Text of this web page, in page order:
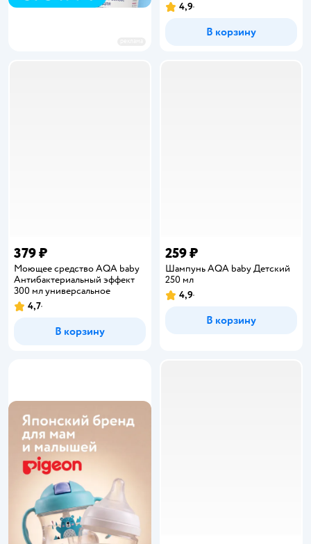
Рейтинг:
4,9
В корзину
379 ₽
Моющее средство AQA baby
Антибактериальный эффект
300 мл универсальное
Рейтинг:
4,7
В корзину
259 ₽
Шампунь AQA baby Детский
250 мл
Рейтинг:
4,9
В корзину